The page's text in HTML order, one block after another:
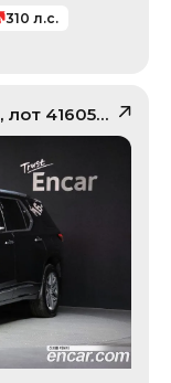
310 л.с.
, лот 41605050